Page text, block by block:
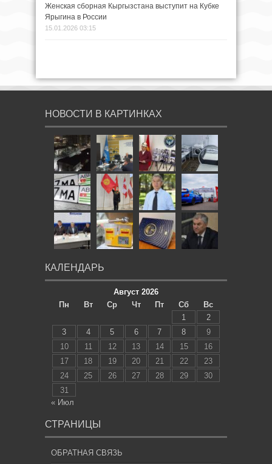
Женская сборная Кыргызстана выступит на Кубке
Ярыгина в России
15.01.2026 03:15
НОВОСТИ В КАРТИНКАХ
КАЛЕНДАРЬ
Август 2026
Пн
Вт Ср Чт Пт Сб
Вс
1
2
3
4 5 6 7 8
9
10
11 12 13 14 15
16
17
18 19 20 21 22
23
24
25 26 27 28 29
30
31
« Июл
СТРАНИЦЫ
ОБРАТНАЯ СВЯЗЬ